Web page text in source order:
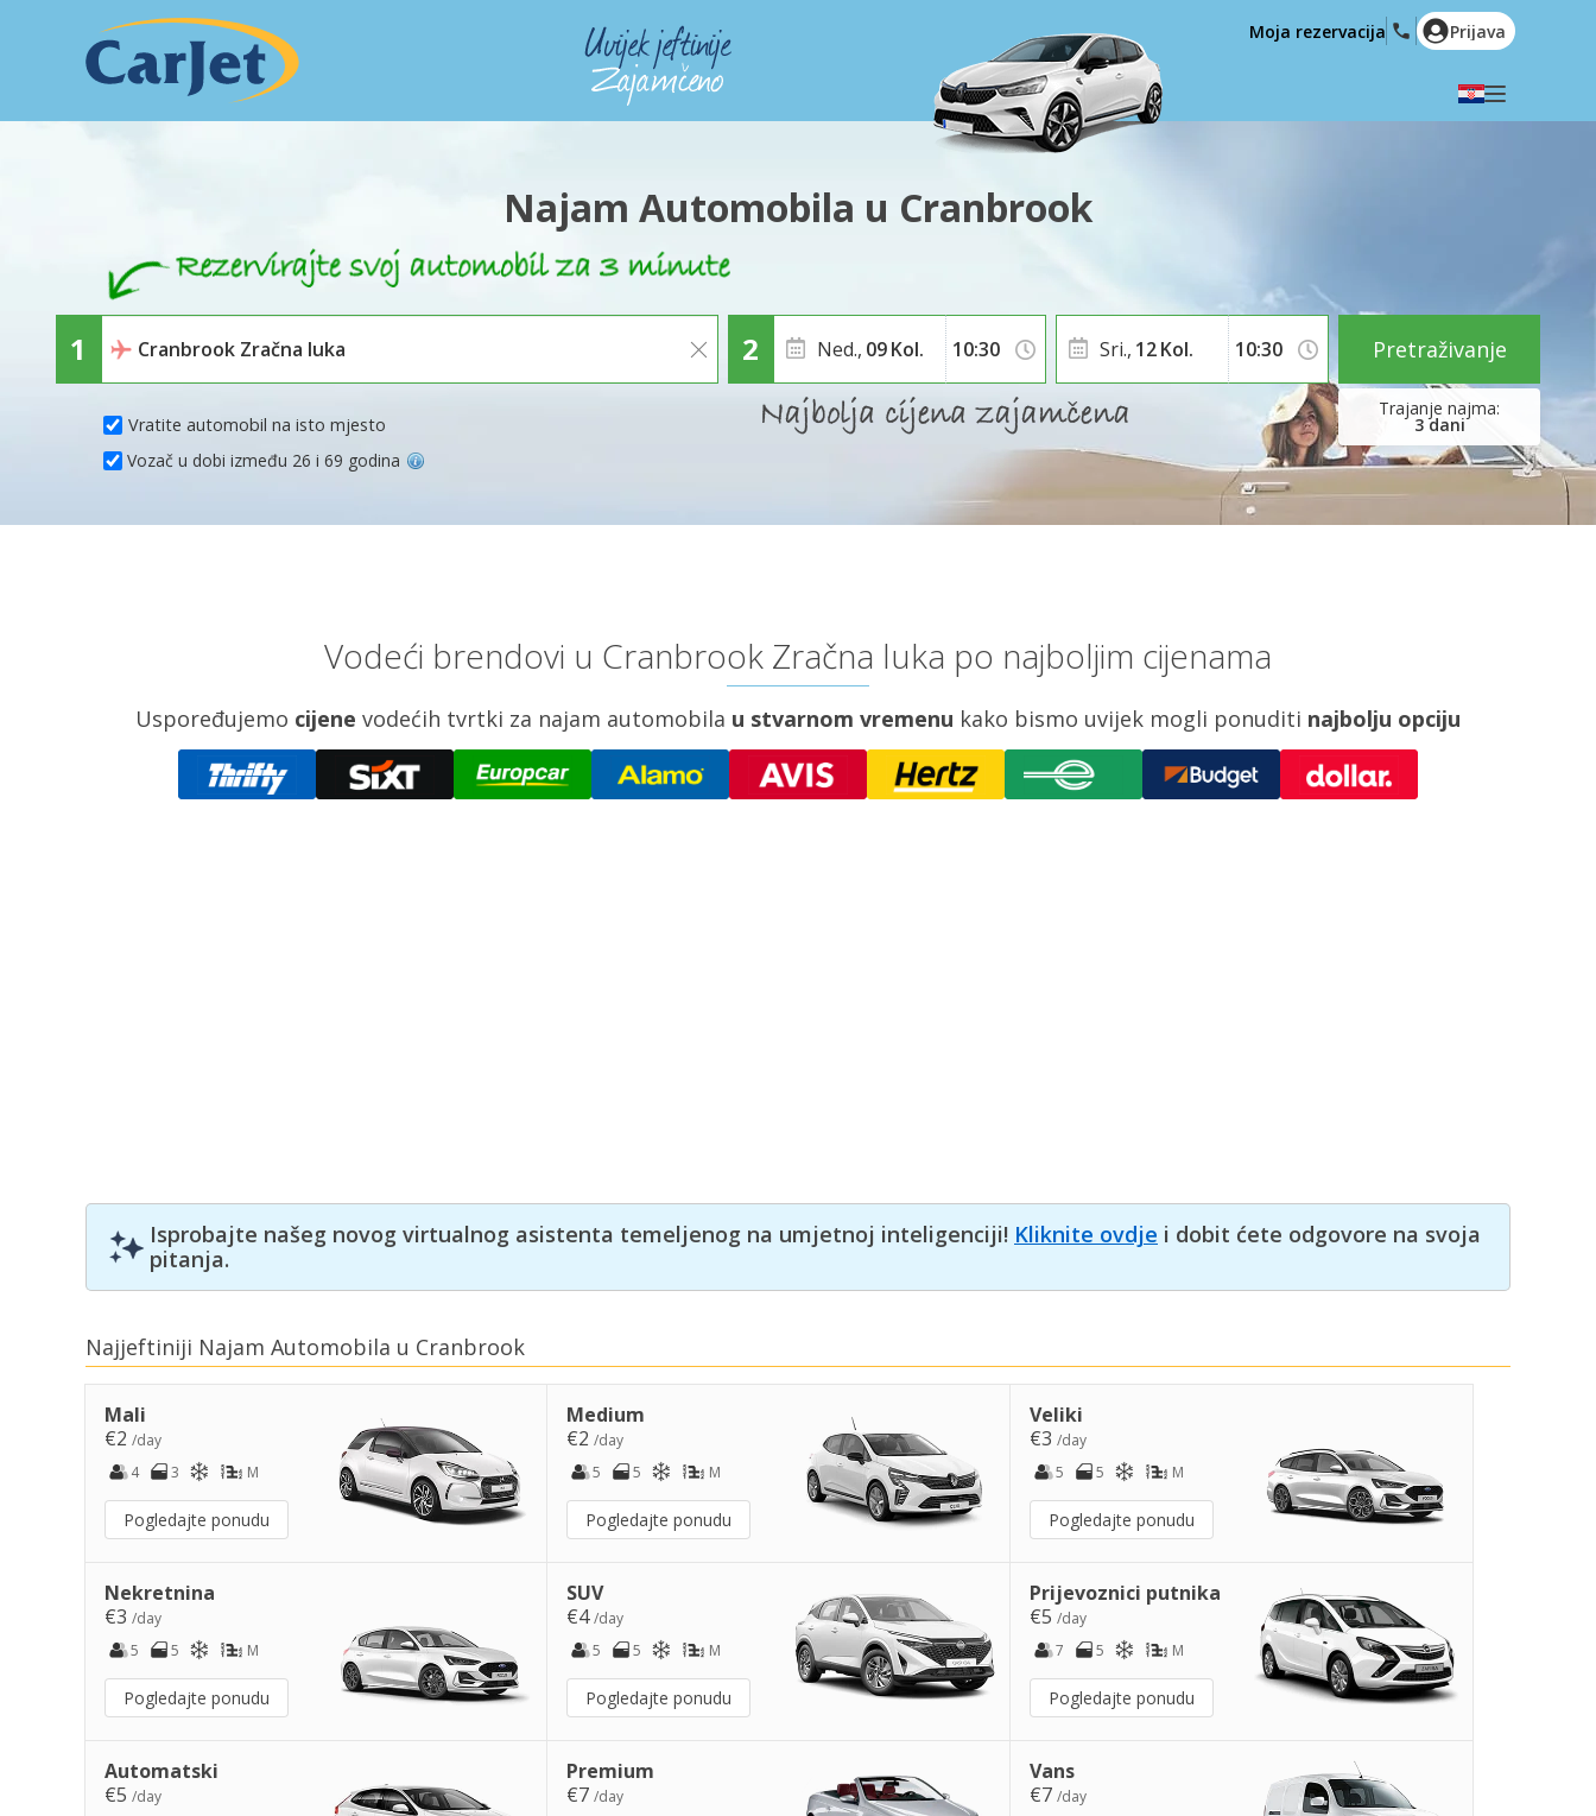
English (US)
Polski
Türkçe
Română
Ελληνικά
Hrvatski
العربية
Moja rezervacija Prijava
Najam Automobila u Cranbrook
Vratite automobil na isto mjesto
Ned., 09Kol.
3 dani
Sri., 12Kol.
Vozač u dobi između 26 i 69 godina
Pretraživanje
Vodeći brendovi u Cranbrook Zračna luka po najboljim cijenama
Uspoređujemo cijene vodećih tvrtki za najam automobila u stvarnom vremenu kako bismo uvijek mogli ponuditi najbolju opciju
Isprobajte našeg novog virtualnog asistenta temeljenog na umjetnoj inteligenciji! Kliknite ovdje i dobit ćete odgovore na svoja
pitanja.
Najjeftiniji Najam Automobila u Cranbrook
Mali
€2 /day
4
3 M
Pogledajte ponudu
Medium
€2/day
5
5 M
Pogledajte ponudu
Veliki
€3 /day
5
5 M
Pogledajte ponudu
Nekretnina
€3 /day
5
5 M
Pogledajte ponudu
SUV
€4/day
5
5 M
Pogledajte ponudu
Prijevoznici putnika
€5 /day
7
5 M
Pogledajte ponudu
Automatski
€5 /day
Premium
€7/day
Vans
€7 /day